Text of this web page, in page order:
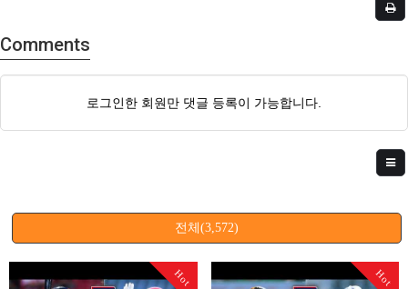
Comments
로그인한 회원만 댓글 등록이 가능합니다.
전체(3,572)
Hot Hot